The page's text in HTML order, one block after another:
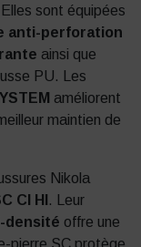
sont équipées
anti-perforation
ainsi que
PU. Les
améliorent
maintien de
Nikola
CI HI . Leur
densité offre une